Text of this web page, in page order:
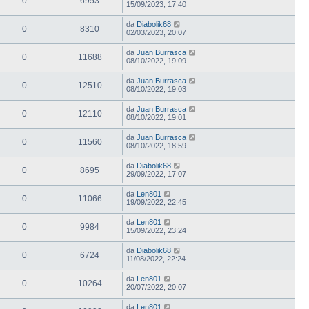
15/09/2023, 17:40
0 8310 da Diabolik68
02/03/2023, 20:07
0 11688 da Juan Burrasca
08/10/2022, 19:09
0 12510 da Juan Burrasca
08/10/2022, 19:03
0 12110 da Juan Burrasca
08/10/2022, 19:01
0 11560 da Juan Burrasca
08/10/2022, 18:59
0 8695 da Diabolik68
29/09/2022, 17:07
0 11066 da Len801
19/09/2022, 22:45
0 9984 da Len801
15/09/2022, 23:24
0 6724 da Diabolik68
11/08/2022, 22:24
0 10264 da Len801
20/07/2022, 20:07
da Len801